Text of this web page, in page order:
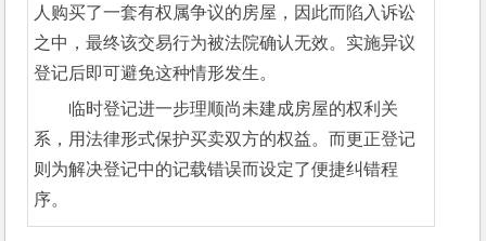
人购买了一套有权属争议的房屋，因此而陷入诉讼
之中，最终该交易行为被法院确认无效。实施异议
登记后即可避免这种情形发生。
临时登记进一步理顺尚未建成房屋的权利关
系，用法律形式保护买卖双方的权益。而更正登记
则为解决登记中的记载错误而设定了便捷纠错程
序。